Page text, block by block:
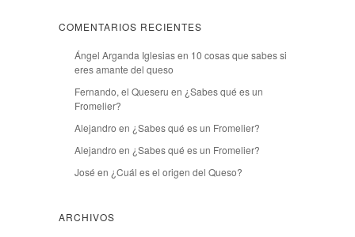
COMENTARIOS RECIENTES
Ángel Arganda Iglesiasen 10 cosas que sabes si
eres amante del queso
Fernando, el Queseru en ¿Sabes qué es un
Fromelier?
Alejandro en ¿Sabes qué es un Fromelier?
Alejandro en ¿Sabes qué es un Fromelier?
José en ¿Cuál es el origen del Queso?
ARCHIVOS